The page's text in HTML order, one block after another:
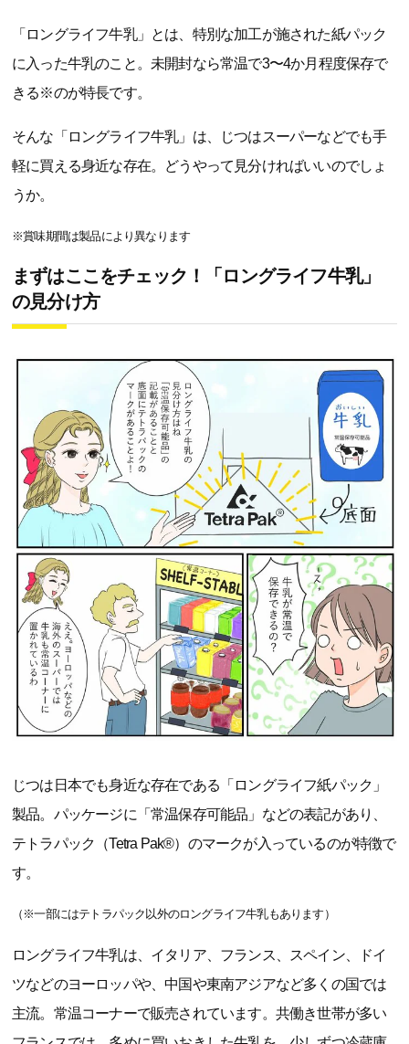
「ロングライフ牛乳」とは、特別な加工が施された紙パック
に入った牛乳のこと。未開封なら常温で3〜4か月程度保存で
きる※のが特長です。
そんな「ロングライフ牛乳」は、じつはスーパーなどでも手
軽に買える身近な存在。どうやって見分ければいいのでしょ
うか。
※賞味期間は製品により異なります
まずはここをチェック！「ロングライフ牛乳」
の見分け方
じつは日本でも身近な存在である「ロングライフ紙パック」
製品。パッケージに「常温保存可能品」などの表記があり、
テトラパック（Tetra Pak®）のマークが入っているのが特徴で
す。
（※一部にはテトラパック以外のロングライフ牛乳もあります）
ロングライフ牛乳は、イタリア、フランス、スペイン、ドイ
ツなどのヨーロッパや、中国や東南アジアなど多くの国では
主流。常温コーナーで販売されています。共働き世帯が多い